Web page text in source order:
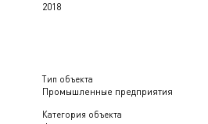
2018
Тип объекта
Промышленные предприятия
Категория объекта